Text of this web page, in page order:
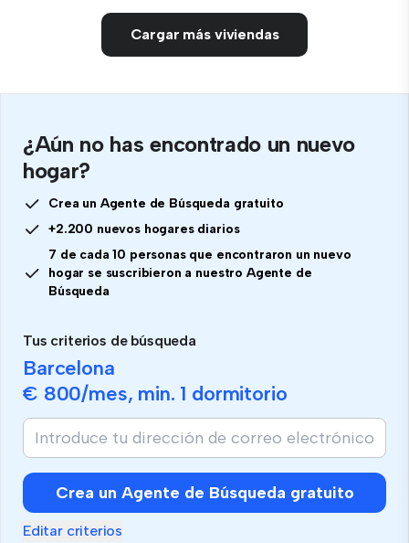
Cargar más viviendas
¿Aún no has encontrado un nuevo
hogar?
Crea un Agente de Búsqueda gratuito
+2.200 nuevos hogares diarios
7 de cada 10 personas que encontraron un nuevo
hogar se suscribieron a nuestro Agente de
Búsqueda
Tus criterios de búsqueda
Barcelona
€ 800/mes, min. 1 dormitorio
Crea un Agente de Búsqueda gratuito
Editar criterios